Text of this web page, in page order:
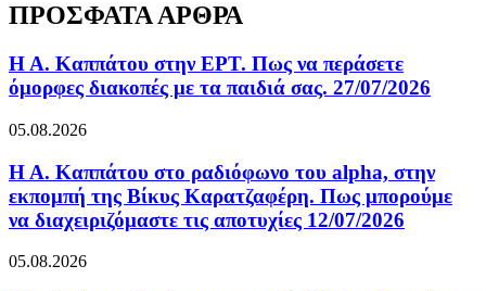
ΠΡΟΣΦΑΤΑ ΑΡΘΡΑ
Η Α. Καππάτου στην ΕΡΤ. Πως να περάσετε
όμορφες διακοπές με τα παιδιά σας. 27/07/2026
05.08.2026
Η Α. Καππάτου στο ραδιόφωνο του alpha, στην
εκπομπή της Βίκυς Καρατζαφέρη. Πως μπορούμε
να διαχειριζόμαστε τις αποτυχίες 12/07/2026
05.08.2026